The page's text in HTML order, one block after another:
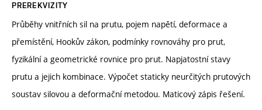
PREREKVIZITY
Průběhy vnitřních sil na prutu, pojem napětí, deformace a
přemístění, Hookův zákon, podmínky rovnováhy pro prut,
fyzikální a geometrické rovnice pro prut. Napjatostní stavy
prutu a jejich kombinace. Výpočet staticky neurčitých prutových
soustav silovou a deformační metodou. Maticový zápis řešení.